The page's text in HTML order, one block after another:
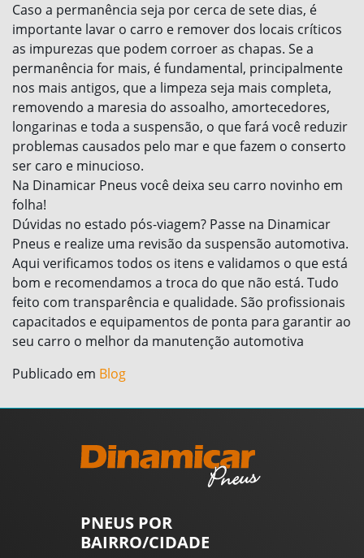
Caso a permanência seja por cerca de sete dias, é
importante lavar o carro e remover dos locais críticos
as impurezas que podem corroer as chapas. Se a
permanência for mais, é fundamental, principalmente
nos mais antigos, que a limpeza seja mais completa,
removendo a maresia do assoalho, amortecedores,
longarinas e toda a suspensão, o que fará você reduzir
problemas causados pelo mar e que fazem o conserto
ser caro e minucioso.
Na Dinamicar Pneus você deixa seu carro novinho em
folha!
Dúvidas no estado pós-viagem? Passe na Dinamicar
Pneus e realize uma revisão da suspensão automotiva.
Aqui verificamos todos os itens e validamos o que está
bom e recomendamos a troca do que não está. Tudo
feito com transparência e qualidade. São profissionais
capacitados e equipamentos de ponta para garantir ao
seu carro o melhor da manutenção automotiva
Publicado em Blog
PNEUS POR
BAIRRO/CIDADE